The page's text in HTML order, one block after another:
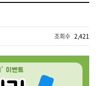
조회수 2,421